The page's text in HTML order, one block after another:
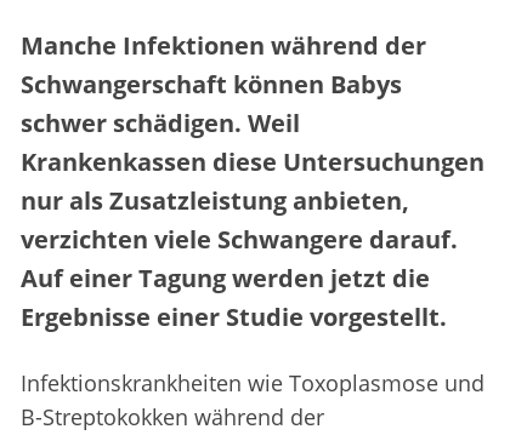
Manche Infektionen während der
Schwangerschaft können Babys
schwer schädigen. Weil
Krankenkassen diese Untersuchungen
nur als Zusatzleistung anbieten,
verzichten viele Schwangere darauf.
Auf einer Tagung werden jetzt die
Ergebnisse einer Studie vorgestellt.
Infektionskrankheiten wie Toxoplasmose und
B-Streptokokken während der